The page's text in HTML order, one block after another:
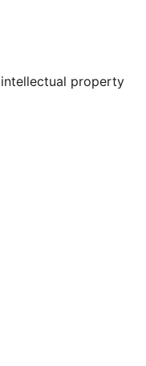
property